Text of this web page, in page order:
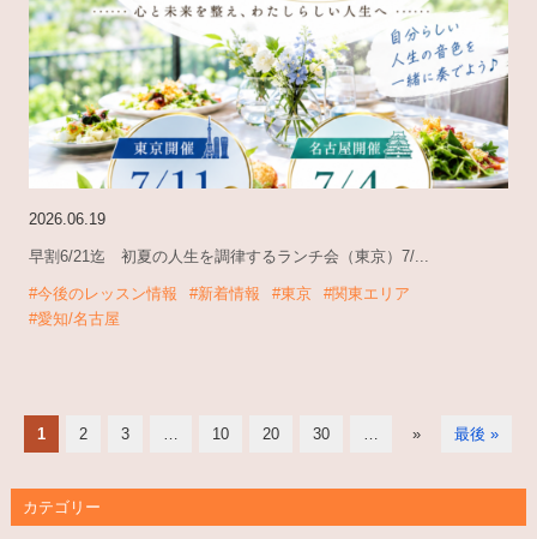
2026.06.19
早割6/21迄 初夏の人生を調律するランチ会（東京）7/...
#今後のレッスン情報 #新着情報 #東京
#関東エリア
#愛知/名古屋
1 2 3 10 20 30 » 最後 »
カテゴリー